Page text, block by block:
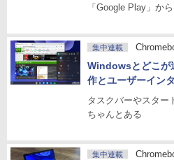
「Google Play」か
集中連載
Windowsとどこが
作とユーザーイン
タスクバーやスター
ちゃんとある
集中連載